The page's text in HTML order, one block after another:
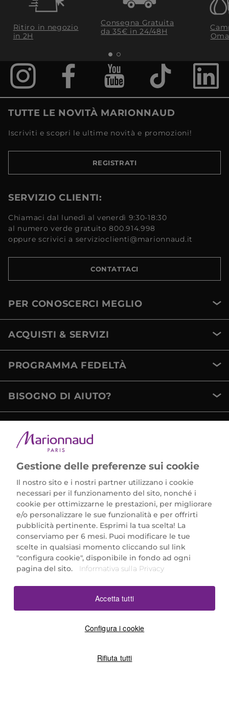
Ritiro in negozio
in 2H
Consegna Gratuita
da 35€​ in 24/48H
TUTTE LE NOVITÀ MARIONNAUD
Iscriviti e scopri le ultime novità e promozioni!
REGISTRATI
SERVIZIO CLIENTI:
Chiamaci dal lunedì al venerdì 9:30-18:30
al numero verde gratuito 800.914.998
oppure scrivici a servizioclienti@marionnaud.it
CONTATTACI
PER CONOSCERCI MEGLIO
ACQUISTI & SERVIZI
PROGRAMMA FEDELTÀ
BISOGNO DI AIUTO?
Marionnaud Parfumeries Italia S.r.l.
Largo Fiera Milano 5, 20017 Rho (MI)
REA Milano 1650024 con P.IVA 13425220152.
SCARICA LA NOSTRA APP
Gestione delle preferenze sui cookie
Il nostro sito e i nostri partner utilizzano i cookie
necessari per il funzionamento del sito, nonché i
cookie per ottimizzarne le prestazioni, per migliorare
e/o personalizzare le sue funzionalità e per offrirti
pubblicità pertinente. Esprimi la tua scelta! La
conserviamo per 6 mesi. Puoi modificare le tue
scelte in qualsiasi momento cliccando sul link
"configura cookie", disponibile in fondo ad ogni
pagina del sito.
Informativa sulla Privacy
Configura i cookie
Rifiuta tutti
Accetta tutti